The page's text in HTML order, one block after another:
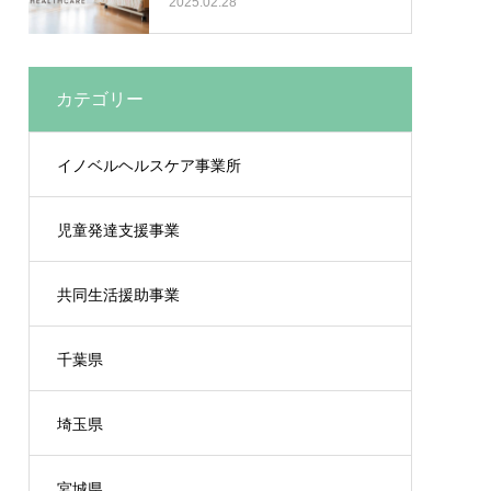
カテゴリー
イノベルヘルスケア事業所
児童発達支援事業
共同生活援助事業
千葉県
埼玉県